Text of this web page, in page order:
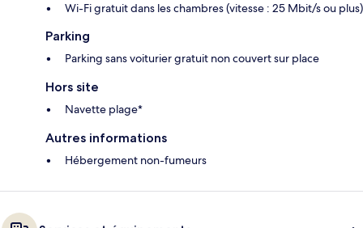
Wi-Fi gratuit dans les chambres (vitesse : 25 Mbit/s ou plus)
Parking
Parking sans voiturier gratuit non couvert sur place
Hors site
Navette plage*
Autres informations
Hébergement non-fumeurs